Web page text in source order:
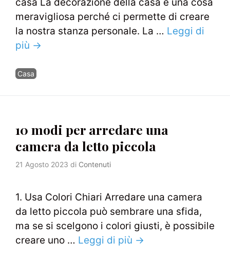
meravigliosa perché ci permette di creare
la nostra stanza personale. La … Leggi di
più →
Categorie
Casa
10 modi per arredare una
camera da letto piccola
21 Agosto 2023 di Contenuti
1. Usa Colori Chiari Arredare una camera
da letto piccola può sembrare una sfida,
ma se si scelgono i colori giusti, è possibile
creare uno … Leggi di più →